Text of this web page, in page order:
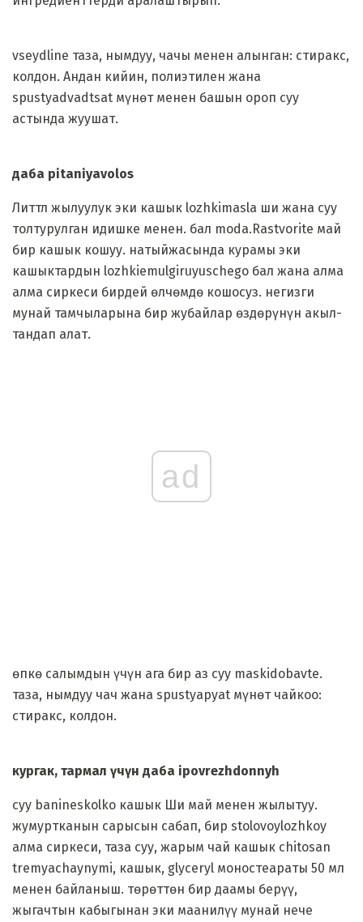
vseydline таза, нымдуу, чачы менен алынган: стиракс,
колдон. Андан кийин, полиэтилен жана
spustyadvadtsat мүнөт менен башын ороп суу
астында жуушат.
даба pitaniyavolos
Литтл жылуулук эки кашык lozhkimasla ши жана суу
толтурулган идишке менен. бал moda.Rastvorite май
бир кашык кошуу. натыйжасында курамы эки
кашыктардын lozhkiemulgiruyuschego бал жана алма
алма сиркеси бирдей өлчөмдө кошосуз. негизги
мунай тамчыларына бир жубайлар өздөрүнүн акыл-
тандап алат.
ad
өпкө салымдын үчүн ага бир аз суу maskidobavte.
таза, нымдуу чач жана spustyapyat мүнөт чайкоо:
стиракс, колдон.
кургак, тармал үчүн даба ipovrezhdonnyh
суу banineskolko кашык Ши май менен жылытуу.
жумуртканын сарысын сабап, бир stolovoylozhkoy
алма сиркеси, таза суу, жарым чай кашык chitosan
tremyachaynymi, кашык, glyceryl моностеараты 50 мл
менен байланыш. төрөттөн бир даамы берүү,
жыгачтын кабыгынан эки маанилүү мунай нече